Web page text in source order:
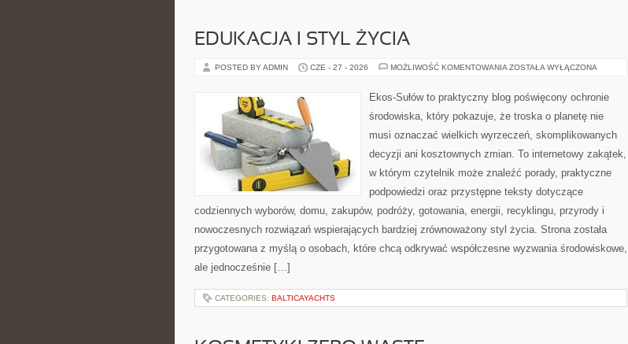
EDUKACJA I STYL ŻYCIA
POSTED BY ADMIN CZE - 27 - 2026 MOŻLIWOŚĆ KOMENTOWANIA EDUKACJA
ŻYCIA
ZOSTAŁA WYŁĄCZONA
Ekos-Sułów to praktyczny blog poświęcony ochronie
środowiska, który pokazuje, że troska o planetę nie
musi oznaczać wielkich wyrzeczeń, skomplikowanych
decyzji ani kosztownych zmian. To internetowy zakątek,
w którym czytelnik może znaleźć porady, praktyczne
podpowiedzi oraz przystępne teksty dotyczące
codziennych wyborów, domu, zakupów, podróży, gotowania, energii, recyklingu, przyrody i
nowoczesnych rozwiązań wspierających bardziej zrównoważony styl życia. Strona została
przygotowana z myślą o osobach, które chcą odkrywać współczesne wyzwania środowiskowe,
ale jednocześnie […]
CATEGORIES: BALTICAYACHTS